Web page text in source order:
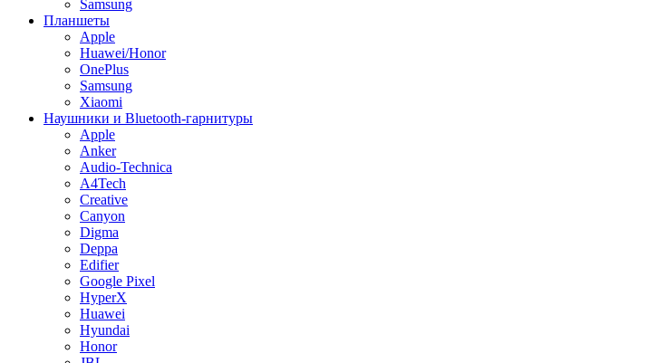
Samsung
Планшеты
Apple
Huawei/Honor
OnePlus
Samsung
Xiaomi
Наушники и Bluetooth-гарнитуры
Apple
Anker
Audio-Technica
A4Tech
Creative
Canyon
Digma
Deppa
Edifier
Google Pixel
HyperX
Huawei
Hyundai
Honor